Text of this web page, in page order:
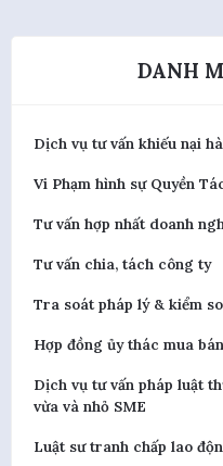
DANH
Dịch vụ tư vấn khiếu nại
Vi Phạm hình sự Quyền
Tư vấn hợp nhất doanh
Tư vấn chia, tách công ty
Tra soát pháp lý & kiểm
Hợp đồng ủy thác mua
Dịch vụ tư vấn pháp luật
vừa và nhỏ SME
Luật sư tranh chấp lao